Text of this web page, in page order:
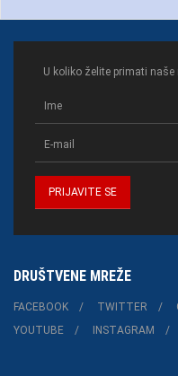
U koliko želite primati
DRUŠTVENE MREŽE
FACEBOOK TWITTER
YOUTUBE
INSTAGRAM